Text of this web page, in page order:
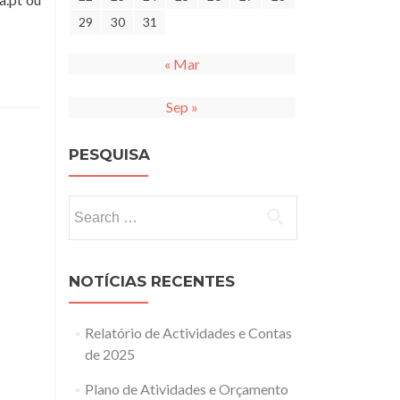
29
30 31
« Mar
Sep »
PESQUISA
for:
NOTÍCIAS RECENTES
Relatório de Actividades e Contas
de 2025
Plano de Atividades e Orçamento